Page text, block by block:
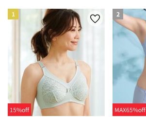
1
15%off
2
MAX65%off